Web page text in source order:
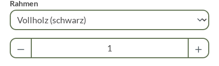
Rahmenauswählen
Produkt Anzahl: Gib den gewünschten Wert